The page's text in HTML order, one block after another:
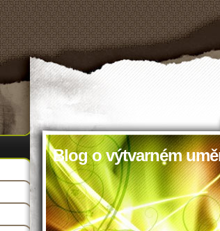
Blog o výtvarném